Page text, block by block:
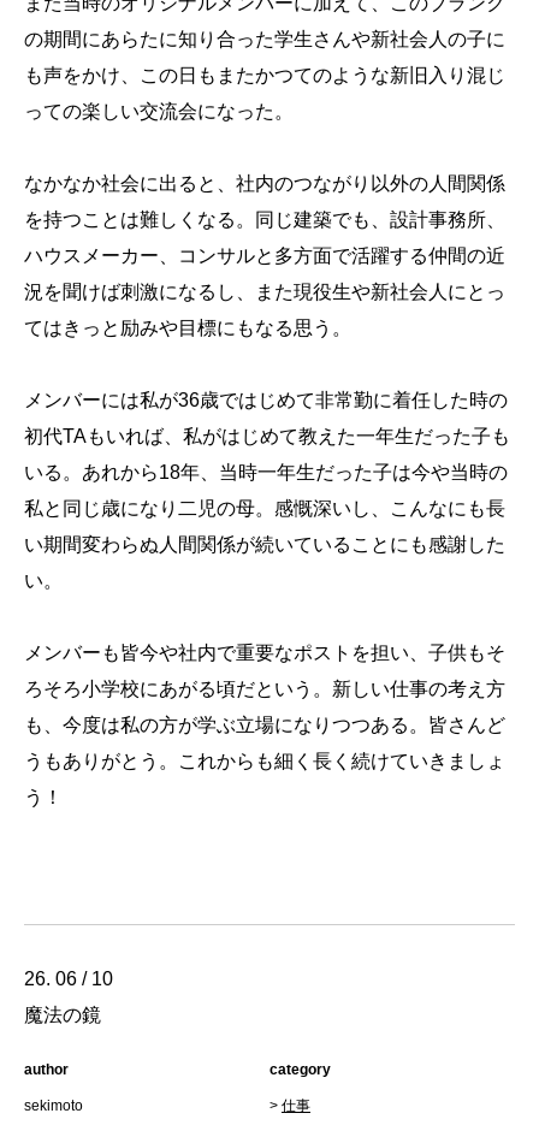
の期間にあらたに知り合った学生さんや新社会人の子に
も声をかけ、この日もまたかつてのような新旧入り混じ
っての楽しい交流会になった。
なかなか社会に出ると、社内のつながり以外の人間関係
を持つことは難しくなる。同じ建築でも、設計事務所、
ハウスメーカー、コンサルと多方面で活躍する仲間の近
況を聞けば刺激になるし、また現役生や新社会人にとっ
てはきっと励みや目標にもなる思う。
メンバーには私が36歳ではじめて非常勤に着任した時の
初代TAもいれば、私がはじめて教えた一年生だった子も
いる。あれから18年、当時一年生だった子は今や当時の
私と同じ歳になり二児の母。感慨深いし、こんなにも長
い期間変わらぬ人間関係が続いていることにも感謝した
い。
メンバーも皆今や社内で重要なポストを担い、子供もそ
ろそろ小学校にあがる頃だという。新しい仕事の考え方
も、今度は私の方が学ぶ立場になりつつある。皆さんど
うもありがとう。これからも細く長く続けていきましょ
う！
26. 06 / 10
魔法の鏡
author
sekimoto
category
> 仕事